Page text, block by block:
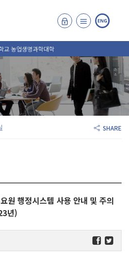
교 농업생명과학대학
SHARE
원 행정시스템 사용 안내 및 주의
년)